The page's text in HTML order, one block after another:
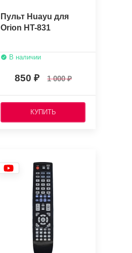
Пульт Huayu для
Orion HT-831
В наличии
850 1 000
КУПИТЬ